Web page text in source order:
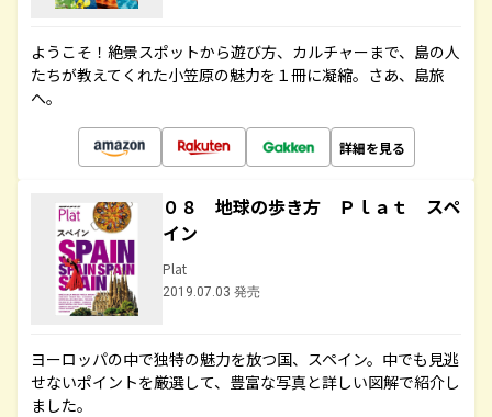
ようこそ！絶景スポットから遊び方、カルチャーまで、島の人
たちが教えてくれた小笠原の魅力を１冊に凝縮。さあ、島旅
へ。
詳細を見る
０８ 地球の歩き方 Ｐｌａｔ スペ
イン
Plat
2019.07.03 発売
ヨーロッパの中で独特の魅力を放つ国、スペイン。中でも見逃
せないポイントを厳選して、豊富な写真と詳しい図解で紹介し
ました。